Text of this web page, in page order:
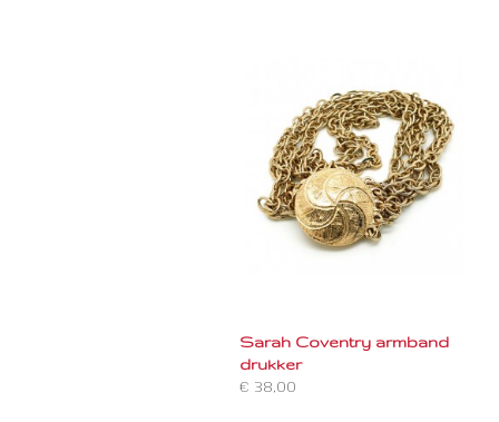
Sarah Coventry armband
drukker
€ 38,00